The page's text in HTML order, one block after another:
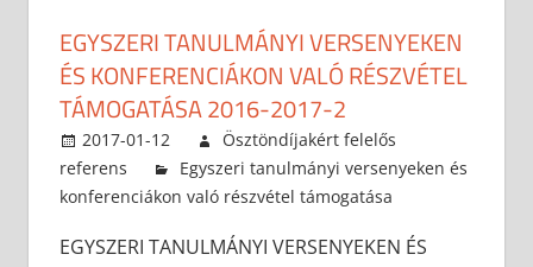
EGYSZERI TANULMÁNYI VERSENYEKEN
ÉS KONFERENCIÁKON VALÓ RÉSZVÉTEL
TÁMOGATÁSA 2016-2017-2
2017-01-12
Ösztöndíjakért felelős
referens
Egyszeri tanulmányi versenyeken és
konferenciákon való részvétel támogatása
EGYSZERI TANULMÁNYI VERSENYEKEN ÉS